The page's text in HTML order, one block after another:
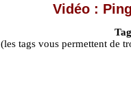
Vidéo :
(les tags vous permettent de